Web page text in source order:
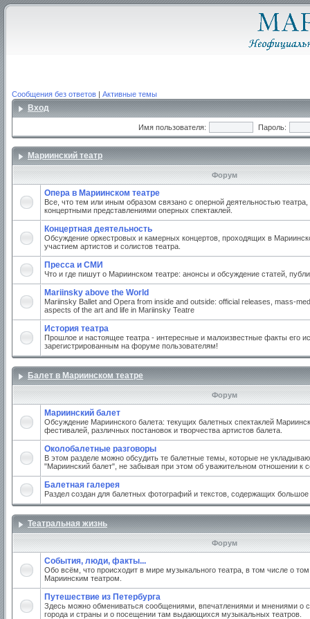
Сообщения без ответов | Активные темы
Вход
Имя пользователя: Пароль:
Мариинский театр
Форум
Опера в Мариинском театре
Все, что тем или иным образом связано с оперной деятельностью
концертными представлениями оперных спектаклей.
Концертная деятельность
Обсуждение оркестровых и камерных концертов, проходящих в
участием артистов и солистов театра.
Пресса и СМИ
Что и где пишут о Мариинском театре: анонсы и обсуждение статей,
Mariinsky above the World
Mariinsky Ballet and Opera from inside and outside: official releases, mass-
aspects of the art and life in Mariinsky Teatre
История театра
Прошлое и настоящее театра - интересные и малоизвестные факты его
зарегистрированным на форуме пользователям!
Балет в Мариинском театре
Форум
Мариинский балет
Обсуждение Мариинского балета: текущих балетных спектаклей
фестивалей, различных постановок и творчества артистов балета.
Околобалетные разговоры
В этом разделе можно обсудить те балетные темы, которые не
"Мариинский балет", не забывая при этом об уважительном отношении к
Балетная галерея
Раздел создан для балетных фотографий и текстов, содержащих
Театральная жизнь
Форум
События, люди, факты...
Обо всём, что происходит в мире музыкального театра, в том числе о
Мариинским театром.
Путешествие из Петербурга
Здесь можно обмениваться сообщениями, впечатлениями и мнениями о
города и страны и о посещении там выдающихся музыкальных театров.